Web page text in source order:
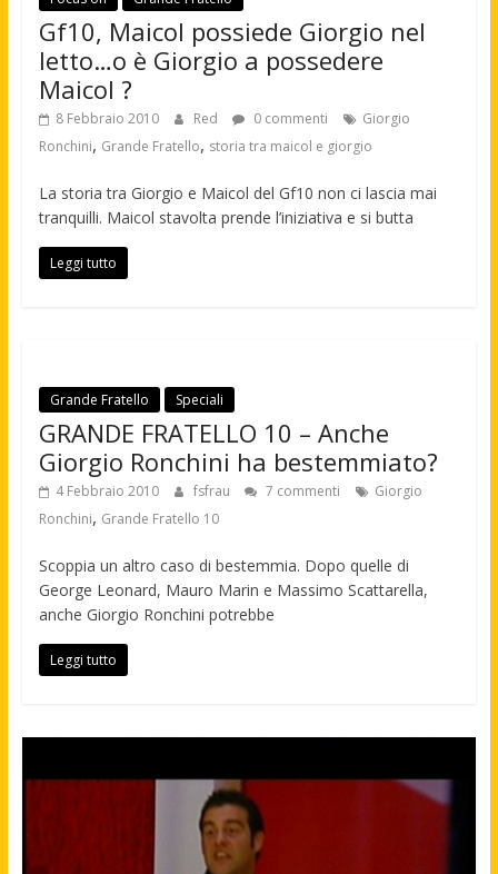
Gf10, Maicol possiede Giorgio nel
letto…o è Giorgio a possedere
Maicol ?
8 Febbraio 2010 Red 0 commenti
Giorgio
Ronchini, Grande Fratello, storia tra maicol e giorgio
La storia tra Giorgio e Maicol del Gf10 non ci lascia mai
tranquilli. Maicol stavolta prende l’iniziativa e si butta
Leggi tutto
Grande Fratello Speciali
GRANDE FRATELLO 10 – Anche
Giorgio Ronchini ha bestemmiato?
4 Febbraio 2010 fsfrau 7 commenti
Giorgio
Ronchini, Grande Fratello 10
Scoppia un altro caso di bestemmia. Dopo quelle di
George Leonard, Mauro Marin e Massimo Scattarella,
anche Giorgio Ronchini potrebbe
Leggi tutto